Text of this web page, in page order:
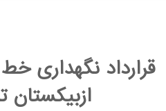
قرارداد نگهداری
ازبیکستان